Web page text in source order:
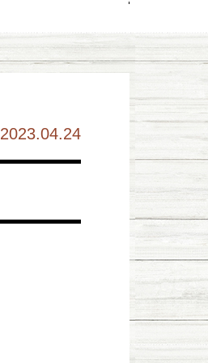
2023.04.24